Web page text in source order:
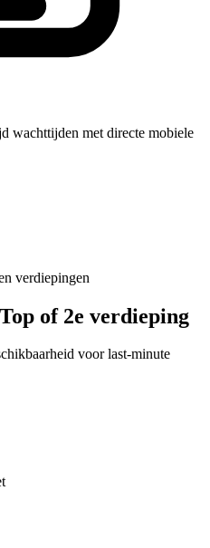
wachttijden met directe mobiele
verdiepingen
of 2e verdieping
voor last-minute